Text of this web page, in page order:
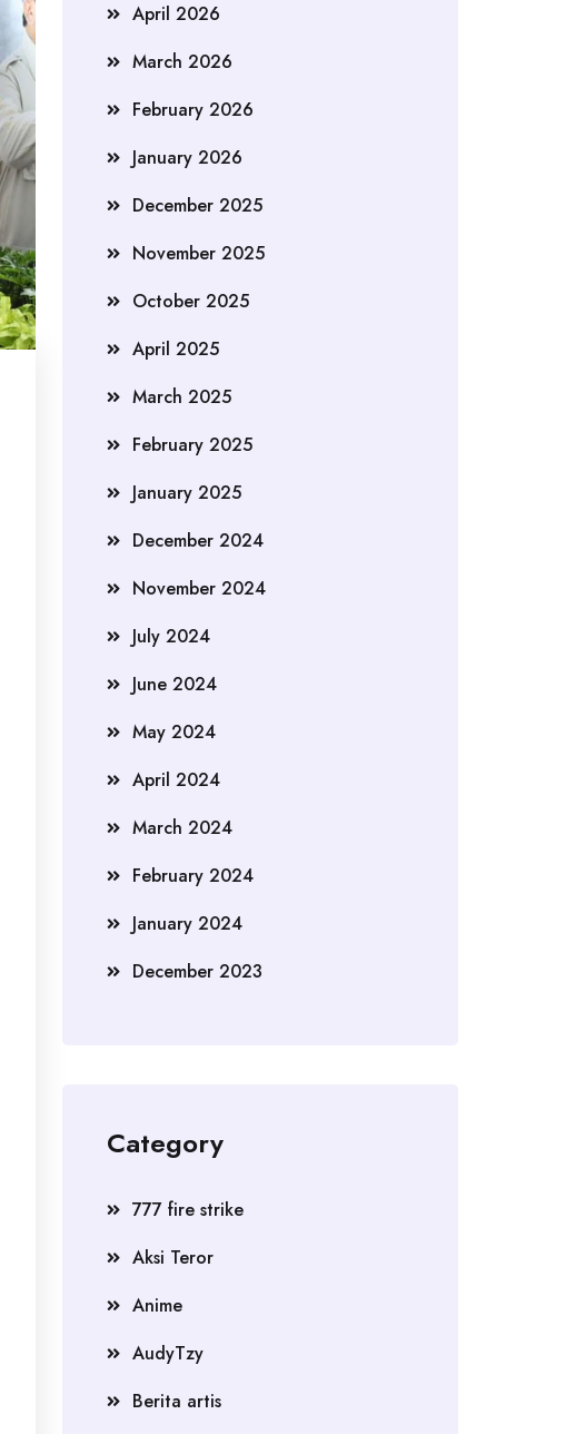
April 2026
March 2026
February 2026
January 2026
December 2025
November 2025
October 2025
April 2025
March 2025
February 2025
January 2025
December 2024
November 2024
July 2024
June 2024
May 2024
April 2024
March 2024
February 2024
January 2024
December 2023
Category
777 fire strike
Aksi Teror
Anime
AudyTzy
Berita artis